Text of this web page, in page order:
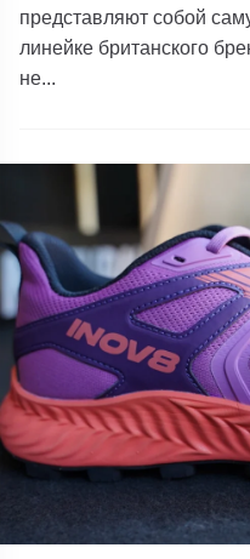
представляют собой
линейке британского
не...